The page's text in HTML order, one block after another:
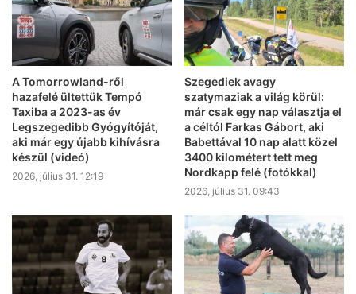
A Tomorrowland-ről
hazafelé ültettük Tempó
Taxiba a 2023-as év
Legszegedibb Gyógyítóját,
aki már egy újabb kihívásra
készül (videó)
2026, július 31. 12:19
Szegediek avagy
szatymaziak a világ körül:
már csak egy nap választja el
a céltól Farkas Gábort, aki
Babettával 10 nap alatt közel
3400 kilométert tett meg
Nordkapp felé (fotókkal)
2026, július 31. 09:43